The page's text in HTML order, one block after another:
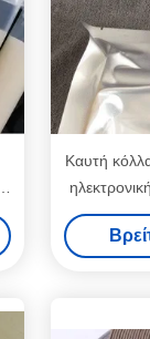
Καυτή
σύνδεση